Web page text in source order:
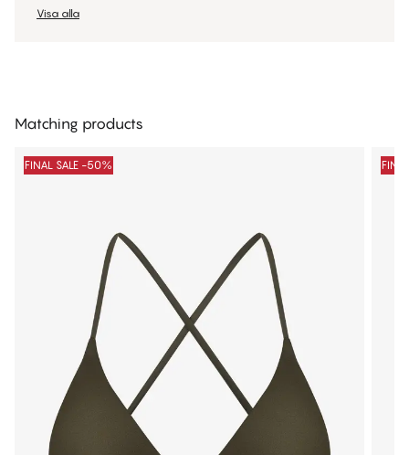
Visa alla
Matching products
FINAL SALE -50%